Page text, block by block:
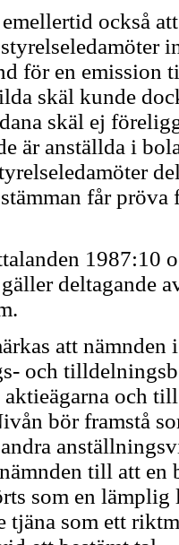
också
för en emission
skäl kunde
skäl ej
är anställda i
får
1987:10
deltagande
att
och
och
bör framstå
till att
som en lämplig
tjäna som ett